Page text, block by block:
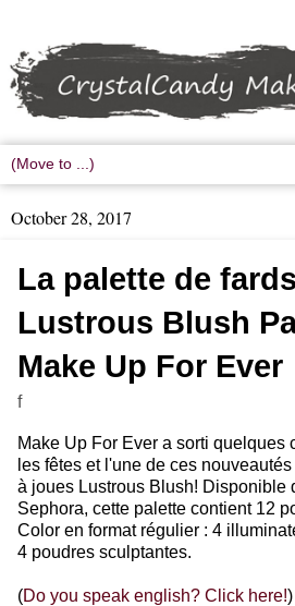
October 28, 2017
La palette de
Lustrous Blush
Make Up For Ever
f
Make Up For Ever a sorti quelques
les fêtes et l'une de ces
à joues Lustrous Blush! Disponible
Sephora, cette palette contient 12
Color en format régulier : 4
4 poudres sculptantes.
(Do you speak english? Click here!)